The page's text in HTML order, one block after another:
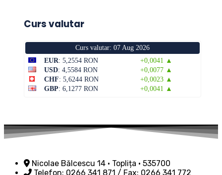
Curs valutar
Curs valutar: 07 Aug 2026
EUR: 5,2554 RON
+0,0041 ▲
USD: 4,5584 RON
+0,0077 ▲
CHF: 5,6244 RON
+0,0023 ▲
GBP: 6,1277 RON +0,0041 ▲
Nicolae Bălcescu 14 • Toplița • 535700
Telefon: 0266 341 871 / Fax: 0266 341 772